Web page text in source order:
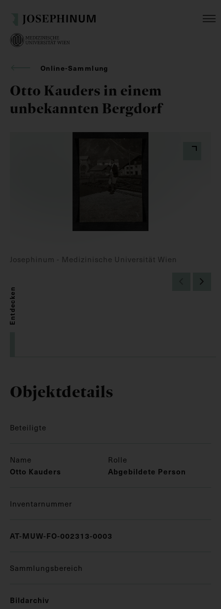
Online-Sammlung
Otto Kauders in einem
unbekannten Bergdorf
Josephinum - Medizinische Universität Wien
Entdecken
Objektdetails
Beteiligte
Name Rolle
Otto Kauders Abgebildete Person
Inventarnummer
AT-MUW-FO-002313-0003
Sammlungsbereich
Bildarchiv